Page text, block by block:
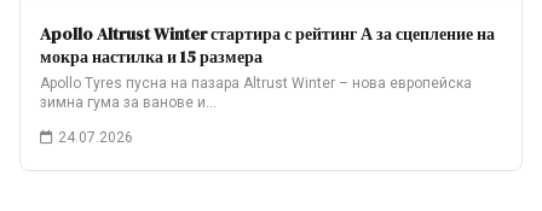
Apollo Altrust Winter стартира с рейтинг А за сцепление на
мокра настилка и 15 размера
Apollo Tyres пусна на пазара Altrust Winter – нова европейска
зимна гума за ванове и…
24.07.2026